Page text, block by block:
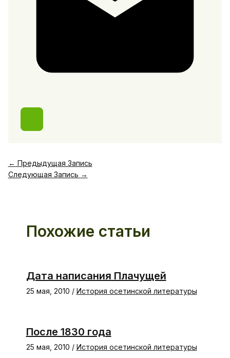
← Предыдущая Запись
Следующая Запись →
Похожие статьи
Дата написания Плачущей
25 мая, 2010 / История осетинской литературы
После 1830 года
25 мая, 2010 / История осетинской литературы